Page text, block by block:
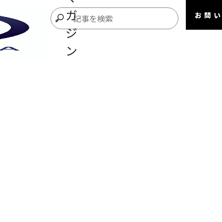
ガ
ジ
ン
お問